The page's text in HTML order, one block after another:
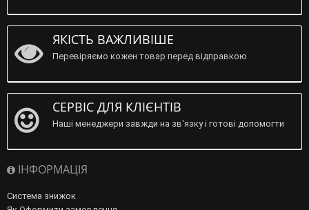
ЯКІСТЬ ВАЖЛИВІШЕ
Перевіряємо кожен товар перед відправкою
СЕРВІС ДЛЯ КЛІЄНТІВ
Наші менеджери завжди на зв'язку і готові допомогти
ІНФОРМАЦІЯ
Система знижок